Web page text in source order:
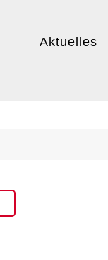
Aktuelles